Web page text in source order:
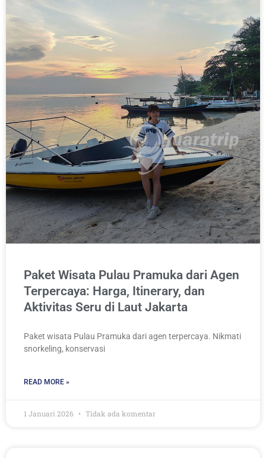
Paket Wisata Pulau Pramuka dari Agen
Terpercaya: Harga, Itinerary, dan
Aktivitas Seru di Laut Jakarta
Paket wisata Pulau Pramuka dari agen terpercaya. Nikmati
snorkeling, konservasi
READ MORE »
1 Januari 2026 Tidak ada komentar